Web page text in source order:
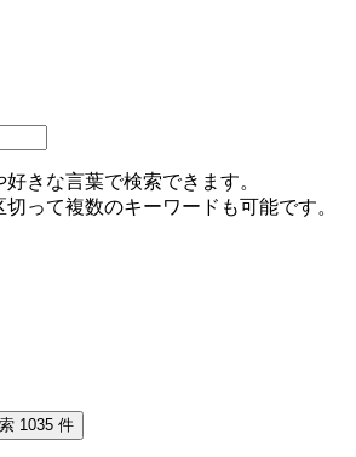
きな言葉で検索できます。
って複数のキーワードも可能です。
1035 件